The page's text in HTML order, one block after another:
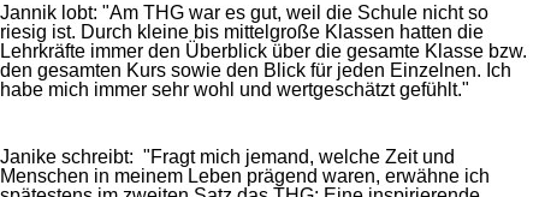
Jannik lobt: "Am THG war es gut, weil die Schule nicht so
riesig ist. Durch kleine bis mittelgroße Klassen hatten die
Lehrkräfte immer den Überblick über die gesamte Klasse bzw.
den gesamten Kurs sowie den Blick für jeden Einzelnen. Ich
habe mich immer sehr wohl und wertgeschätzt gefühlt."
Janike schreibt: "Fragt mich jemand, welche Zeit und
Menschen in meinem Leben prägend waren, erwähne ich